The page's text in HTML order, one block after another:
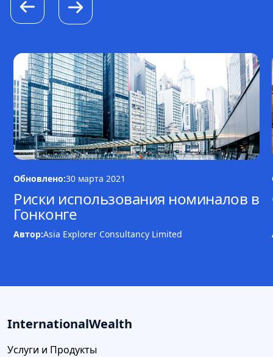
Обновлено:30 марта 2021
Риски использования номиналов в
Гонконге
Автор:Asia Explorer Consultancy Limited
InternationalWealth
Услуги и Продукты